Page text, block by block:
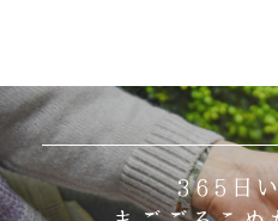
365日